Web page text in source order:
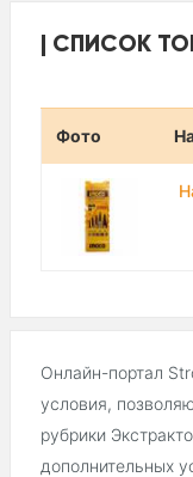
СПИСОК
Фото
Онлайн-портал
условия,
рубрики
дополнительных